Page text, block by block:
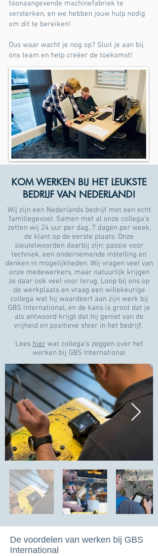
toonaangevende machinefabriek te
versterken, en we hebben jouw hulp nodig
om dit te bereiken!
Dus waar wacht je nog op? Sluit je aan bij
ons team en help creëer de toekomst!
KOM WERKEN BIJ HET LEUKSTE
BEDRIJF VAN NEDERLAND!
Wij zijn een Nederlands bedrijf met een echt
familiegevoel. Samen met al onze collega's
zetten wij 24 uur per dag, 7 dagen per week,
de klant op de eerste plaats. Onze
sleutelwoorden daarbij zijn: passie voor
techniek, een ondernemende instelling en
denken in mogelijkheden. Wij vragen veel van
onze medewerkers, maar natuurlijk krijgen
ze daar ook veel voor terug. Loop bij ons op
de werkplaats en vraag een willekeurige
collega wat hij waardeert aan zijn werk bij
GBS International, en de kans is groot dat je
als antwoord krijgt dat hij geniet van de
vrijheid en positieve sfeer in het bedrijf.
Lees hierwat collega's zeggen over het
werken bij GBS International
De voordelen van werken bij GBS
International